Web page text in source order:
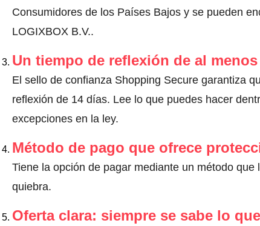
Consumidores de los Países Bajos y se pueden
LOGIXBOX B.V..
Un tiempo de reflexión de al
El sello de confianza Shopping Secure garantiza
reflexión de 14 días. Lee lo que puedes hacer
excepciones en la ley.
Método de pago que ofrece
Tiene la opción de pagar mediante un método
quiebra.
Oferta clara: siempre se sabe lo